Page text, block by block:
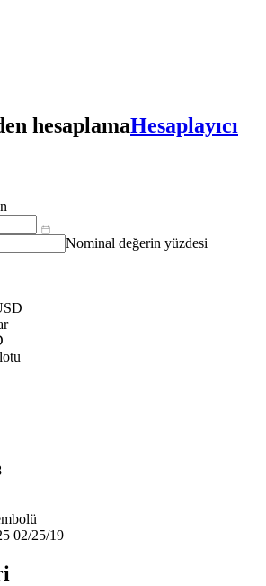
hesaplamaHesaplayıcı
Nominal değerin yüzdesi
02/25/19